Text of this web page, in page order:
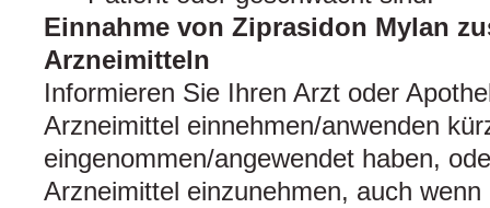
Einnahme von Ziprasidon Mylan
Arzneimitteln
Informieren Sie Ihren Arzt oder
Arzneimittel einnehmen/anwenden
eingenommen/angewendet haben,
Arzneimittel einzunehmen, auch